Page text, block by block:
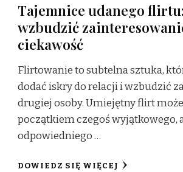
Tajemnice udanego
wzbudzić
ciekawość
Flirtowanie to subtelna sztuka,
dodać iskry do relacji i wzbudzić
drugiej osoby. Umiejętny flirt
początkiem czegoś wyjątkowego,
odpowiedniego …
DOWIEDZ SIĘ WIĘCEJ